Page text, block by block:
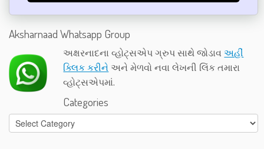
Aksharnaad Whatsapp Group
અક્ષરનાદના વ્હોટ્સએપ ગ્રુપ સાથે જોડાવઅહીં
ક્લિક કરીને અને મેળવો નવા લેખની લિંક તમારા
વ્હોટ્સએપમાં.
Categories
Categories